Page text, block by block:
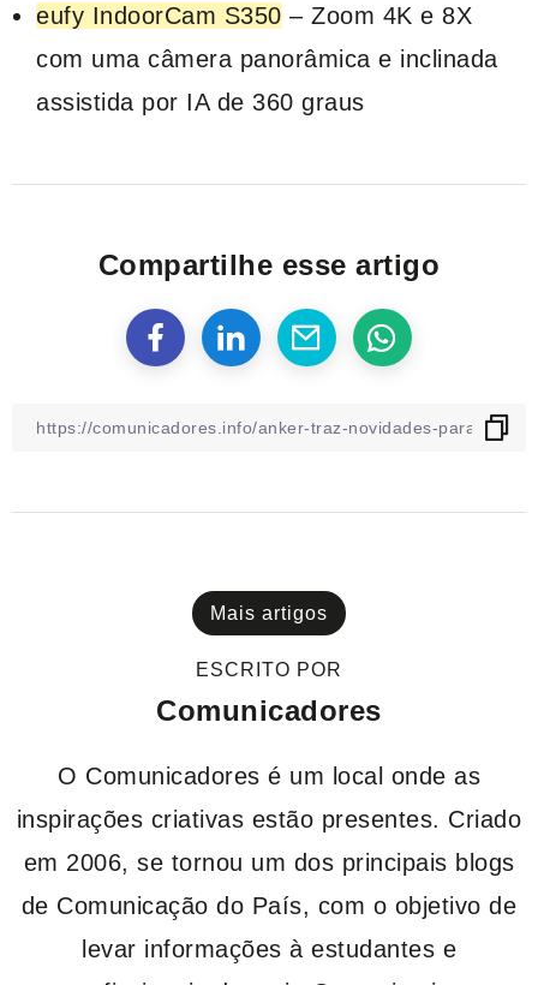
eufy IndoorCam S350 – Zoom 4K e 8X
com uma câmera panorâmica e inclinada
assistida por IA de 360 graus
Compartilhe esse artigo
Mais artigos
ESCRITO POR
Comunicadores
O Comunicadores é um local onde as
inspirações criativas estão presentes. Criado
em 2006, se tornou um dos principais blogs
de Comunicação do País, com o objetivo de
levar informações à estudantes e